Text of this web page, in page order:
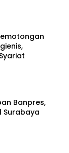
Banpres,
Surabaya